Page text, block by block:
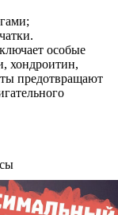
особые
хондроитин,
предотвращают